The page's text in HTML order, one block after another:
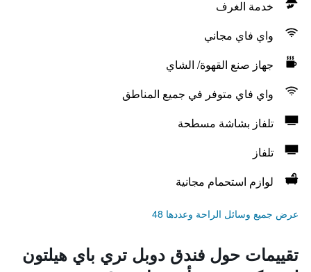
خدمة الغرف
واي فاي مجاني
جهاز صنع القهوة/ الشاي
واي فاي متوفر في جميع المناطق
تلفاز بشاشة مسطحة
تلفاز
لوازم استحمام مجانية
عرض جميع وسائل الراحة وعددها 48
تقييمات حول فندق دوبل تري باي هيلتون